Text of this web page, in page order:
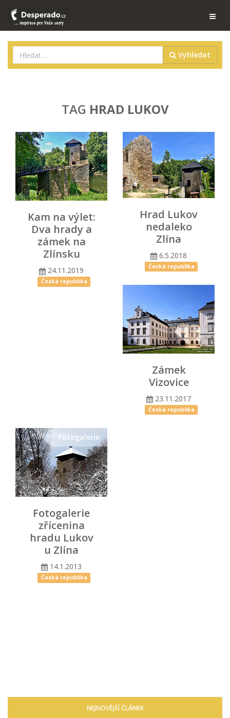
Vyhledat
TAG HRAD LUKOV
Kam na výlet:
Dva hrady a
zámek na
Zlínsku
24.11.2019
Česká republika
Hrad Lukov
nedaleko
Zlína
6.5.2018
Česká republika
Zámek
Vizovice
23.11.2017
Česká republika
Fotogalerie
Fotogalerie
zřícenina
hradu Lukov
u Zlína
14.1.2013
Česká republika
NEJNOVĚJŠÍ ČLÁNEK